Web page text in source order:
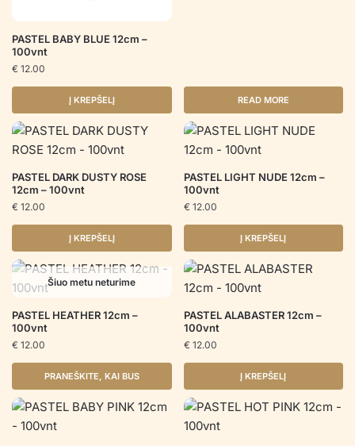
PASTEL BABY BLUE 12cm –
100vnt
€ 12.00
Į KREPŠELĮ READ MORE
PASTEL DARK DUSTY ROSE
12cm – 100vnt
€ 12.00
Į KREPŠELĮ
PASTEL LIGHT NUDE 12cm –
100vnt
€ 12.00
Į KREPŠELĮ
Šiuo metu neturime
PASTEL HEATHER 12cm –
100vnt
€ 12.00
PRANEŠKITE, KAI BUS
PASTEL ALABASTER 12cm –
100vnt
€ 12.00
Į KREPŠELĮ